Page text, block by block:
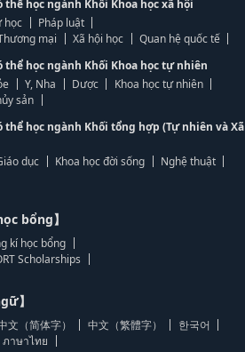
học ngành Khối Khoa học xã hội
học
Pháp luật
mại
Xã hội học
Quan hệ quốc tế
thể học ngành Khối Khoa học tự nhiên
Y, Nha Dược
Khoa học tự nhiên
sản
thể học ngành Khối tổng hợp (Tự nhiên và Xã
dục Khoa học đời sống Nghệ thuật
bổng】
kí học bổng
Scholarships
】
文（简体字） 中文（繁體字）
한국어
ภาษาไทย